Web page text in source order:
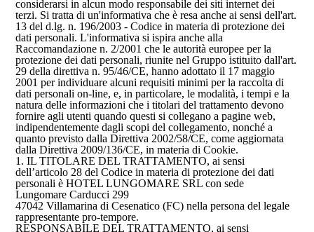
considerarsi in alcun modo responsabile dei siti internet dei
terzi. Si tratta di un'informativa che è resa anche ai sensi dell'art.
13 del d.lg. n. 196/2003 - Codice in materia di protezione dei
dati personali. L'informativa si ispira anche alla
Raccomandazione n. 2/2001 che le autorità europee per la
protezione dei dati personali, riunite nel Gruppo istituito dall'art.
29 della direttiva n. 95/46/CE, hanno adottato il 17 maggio
2001 per individuare alcuni requisiti minimi per la raccolta di
dati personali on-line, e, in particolare, le modalità, i tempi e la
natura delle informazioni che i titolari del trattamento devono
fornire agli utenti quando questi si collegano a pagine web,
indipendentemente dagli scopi del collegamento, nonché a
quanto previsto dalla Direttiva 2002/58/CE, come aggiornata
dalla Direttiva 2009/136/CE, in materia di Cookie.
1. IL TITOLARE DEL TRATTAMENTO, ai sensi
dell’articolo 28 del Codice in materia di protezione dei dati
personali è HOTEL LUNGOMARE SRL con sede
Lungomare Carducci 299
47042 Villamarina di Cesenatico (FC) nella persona del legale
rappresentante pro-tempore.
RESPONSABILE DEL TRATTAMENTO, ai sensi